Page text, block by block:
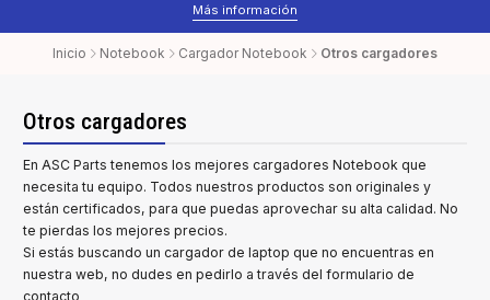
Más información
Inicio Notebook Cargador Notebook Otros cargadores
Otros cargadores
En ASC Parts tenemos los mejores cargadores Notebook que
necesita tu equipo. Todos nuestros productos son originales y
están certificados, para que puedas aprovechar su alta calidad. No
te pierdas los mejores precios.
Si estás buscando un cargador de laptop que no encuentras en
nuestra web, no dudes en pedirlo a través del formulario de
contacto